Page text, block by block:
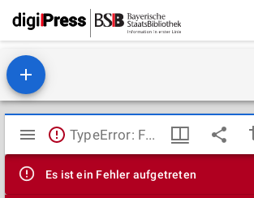
Mirador
Viewer
TypeError: Failed to fetch
Es ist ein Fehler aufgetreten